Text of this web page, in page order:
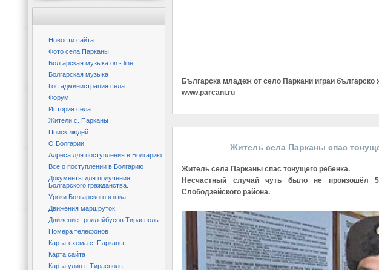
Новости сайта
Фото села Парканы
Болгарская музыка on - line
Болгарская музыка
Гос.администрация села
Форум
История села
Жители с. Парканы
Поиск людей
О Болгарии
Адреса для поступления в Болгарию
Все о поступлении в Болгарию
Документы для получения
Болгарского гражданства.
Уроки Болгарского языка
Движения маршруток
Движение троллейбусов Тирасполь
Номера телефонов
Карта-схема с. Парканы
Карта сайта
Карта улиц г. Тирасполь
Българска младеж от село Паркани играи българско
www.parcani.ru
Житель села Парканы спас
Житель села Парканы спас тонущего ребёнка.
Несчастный случай чуть было не произошёл
Слободзейского района.